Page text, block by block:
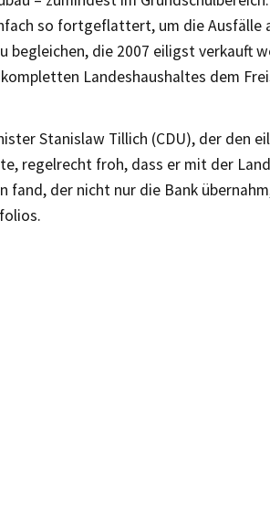
so fortgeflattert, um die Ausfälle
begleichen, die 2007 eiligst verkauft
Landeshaushaltes dem
Stanislaw Tillich (CDU), der den
regelrecht froh, dass er mit der
fand, der nicht nur die Bank